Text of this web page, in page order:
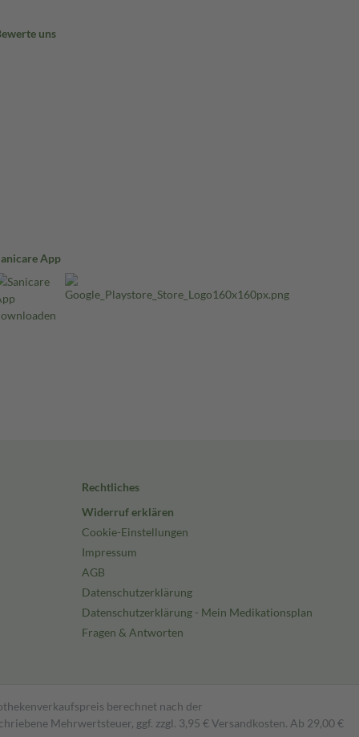
uns
App
Rechtliches
Widerruf erklären
Cookie-Einstellungen
Impressum
AGB
Datenschutzerklärung
Datenschutzerklärung - Mein Medikationsplan
Fragen & Antworten
berechnet nach der
Mehrwertsteuer, ggf. zzgl. 3,95 € Versandkosten. Ab 29,00 €